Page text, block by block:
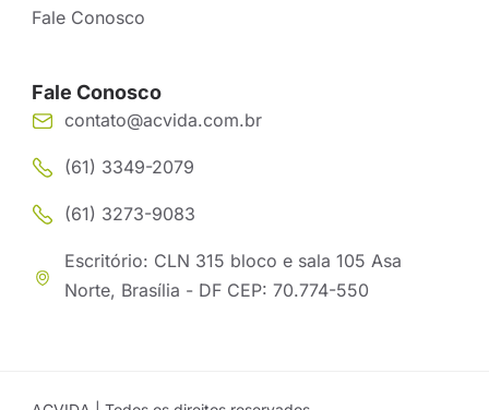
Fale Conosco
Fale Conosco
contato@acvida.com.br
(61) 3349-2079
(61) 3273-9083
Escritório: CLN 315 bloco e sala 105 Asa
Norte, Brasília - DF CEP: 70.774-550